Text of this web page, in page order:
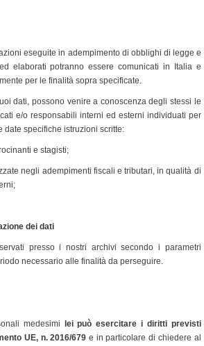
eseguite in adempimento di obblighi di legge e
elaborati potranno essere comunicati in Italia e
per le finalità sopra specificate.
dati, possono venire a conoscenza degli stessi le
e/o responsabili interni ed esterni individuati per
date specifiche istruzioni scritte:
e stagisti;
negli adempimenti fiscali e tributari, in qualità di
dei dati
presso i nostri archivi secondo i parametri
necessario alle finalità da perseguire.
medesimi
lei può esercitare i diritti previsti
UE, n. 2016/679e in particolare di chiedere al